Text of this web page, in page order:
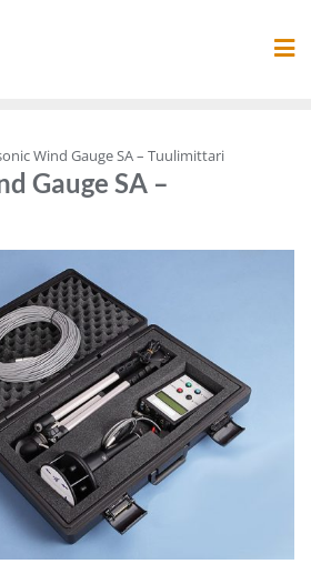
Wind Gauge SA – Tuulimittari
Gauge SA –